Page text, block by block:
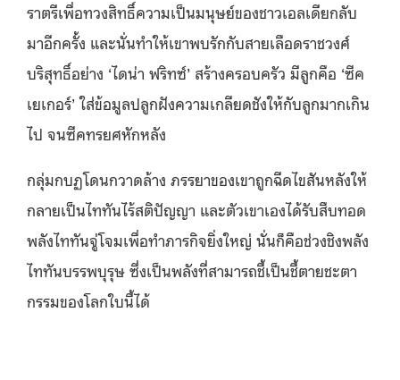
ราตรีเพื่อทวงสิทธิ์ความเป็นมนุษย์ของชาวเอลเดียกลับ
มาอีกครั้ง และนั่นทำให้เขาพบรักกับสายเลือดราชวงศ์
บริสุทธิ์อย่าง ‘ไดน่า ฟริทซ์’ สร้างครอบครัว มีลูกคือ ‘ซีค
เยเกอร์’ ใส่ข้อมูลปลูกฝังความเกลียดชังให้กับลูกมากเกิน
ไป จนซีคทรยศหักหลัง
กลุ่มกบฏโดนกวาดล้าง ภรรยาของเขาถูกฉีดไขสันหลังให้
กลายเป็นไททันไร้สติปัญญา และตัวเขาเองได้รับสืบทอด
พลังไททันจู่โจมเพื่อทำภารกิจยิ่งใหญ่ นั่นก็คือช่วงชิงพลัง
ไททันบรรพบุรุษ ซึ่งเป็นพลังที่สามารถชี้เป็นชี้ตายชะตา
กรรมของโลกใบนี้ได้